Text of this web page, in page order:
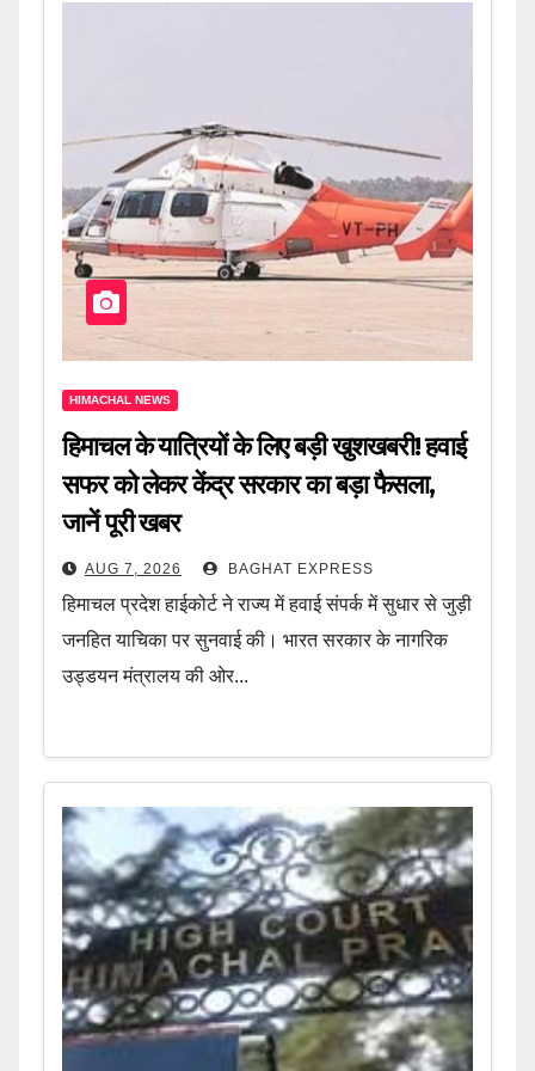
HIMACHAL NEWS
हिमाचल के यात्रियों के लिए बड़ी खुशखबरी! हवाई
सफर को लेकर केंद्र सरकार का बड़ा फैसला,
जानें पूरी खबर
AUG 7, 2026 BAGHAT EXPRESS
हिमाचल प्रदेश हाईकोर्ट ने राज्य में हवाई संपर्क में सुधार से जुड़ी
जनहित याचिका पर सुनवाई की। भारत सरकार के नागरिक
उड्डयन मंत्रालय की ओर...